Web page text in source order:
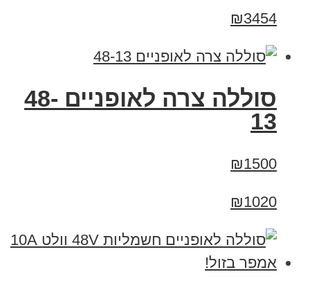
₪3454
סוללה צרה לאופניים 48-
13
₪1500
₪1020